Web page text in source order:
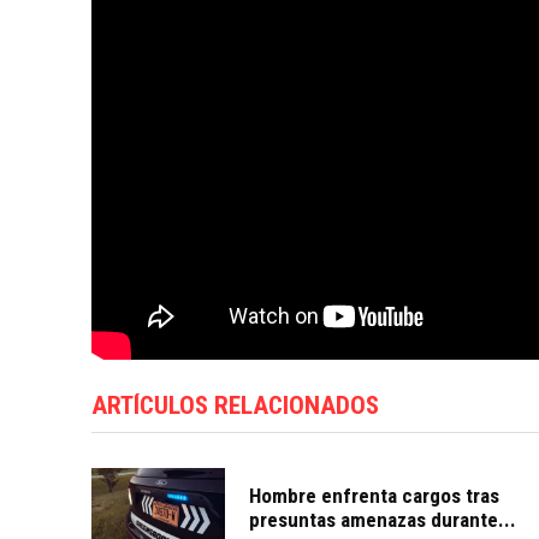
ARTÍCULOS RELACIONADOS
Hombre enfrenta cargos tras
presuntas amenazas durante...